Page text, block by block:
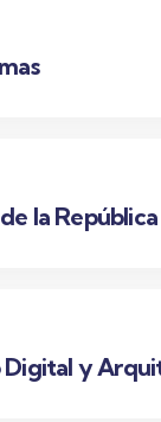
la República
Digital y